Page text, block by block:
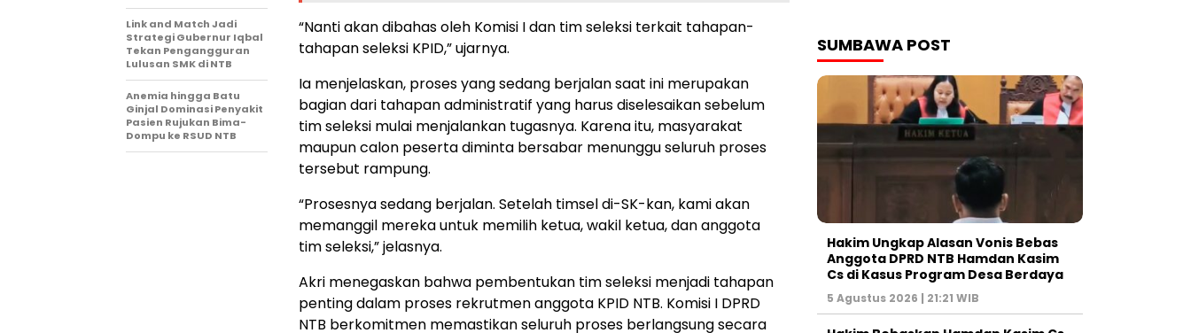
“Nanti akan dibahas oleh Komisi I dan tim seleksi terkait tahapan-
tahapan seleksi KPID,” ujarnya.
Ia menjelaskan, proses yang sedang berjalan saat ini merupakan
bagian dari tahapan administratif yang harus diselesaikan sebelum
tim seleksi mulai menjalankan tugasnya. Karena itu, masyarakat
maupun calon peserta diminta bersabar menunggu seluruh proses
tersebut rampung.
“Prosesnya sedang berjalan. Setelah timsel di-SK-kan, kami akan
memanggil mereka untuk memilih ketua, wakil ketua, dan anggota
tim seleksi,” jelasnya.
Akri menegaskan bahwa pembentukan tim seleksi menjadi tahapan
penting dalam proses rekrutmen anggota KPID NTB. Komisi I DPRD
NTB berkomitmen memastikan seluruh proses berlangsung secara
Link and Match Jadi
Strategi Gubernur Iqbal
Tekan Pengangguran
Lulusan SMK di NTB
Anemia hingga Batu
Ginjal Dominasi Penyakit
Pasien Rujukan Bima-
Dompu ke RSUD NTB
SUMBAWA POST
Hakim Ungkap Alasan Vonis Bebas
Anggota DPRD NTB Hamdan Kasim
Cs di Kasus Program Desa Berdaya
5 Agustus 2026 | 21:21 WIB